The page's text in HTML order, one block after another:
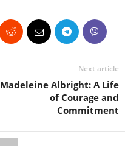
Next article
Madeleine Albright: A Life
of Courage and
Commitment